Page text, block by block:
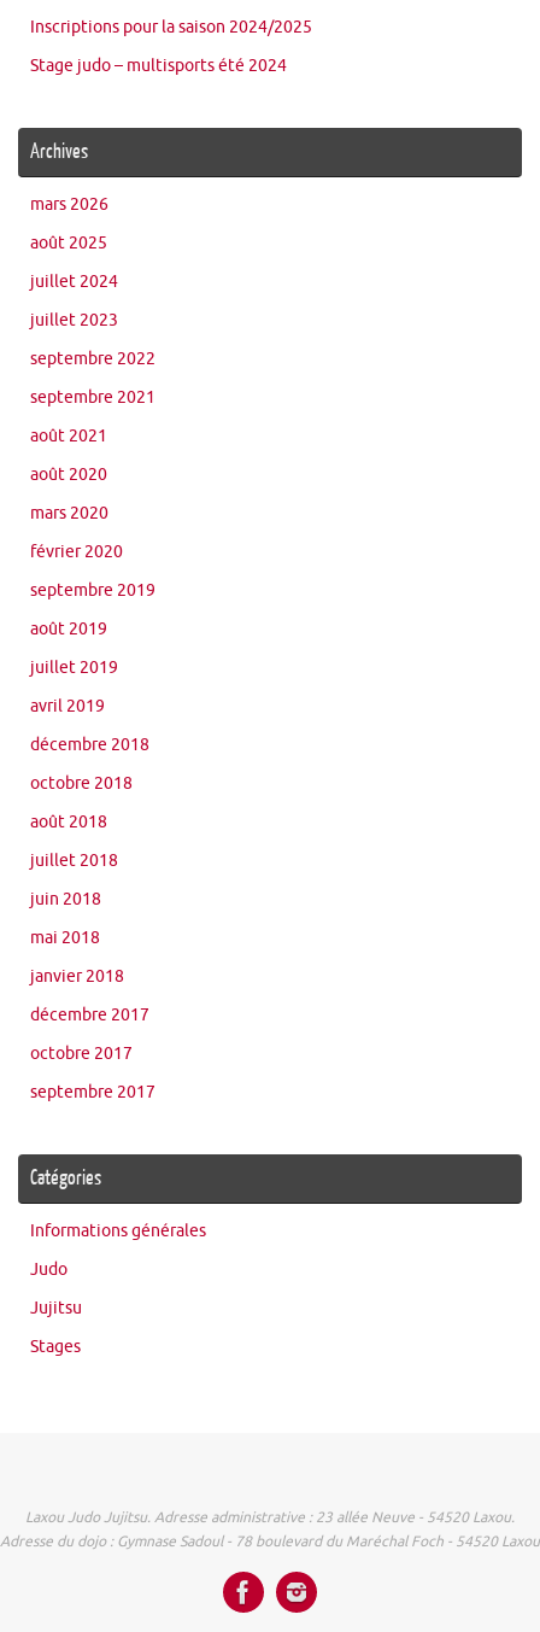
Inscriptions pour la saison 2024/2025
Stage judo – multisports été 2024
Archives
mars 2026
août 2025
juillet 2024
juillet 2023
septembre 2022
septembre 2021
août 2021
août 2020
mars 2020
février 2020
septembre 2019
août 2019
juillet 2019
avril 2019
décembre 2018
octobre 2018
août 2018
juillet 2018
juin 2018
mai 2018
janvier 2018
décembre 2017
octobre 2017
septembre 2017
Catégories
Informations générales
Judo
Jujitsu
Stages
Laxou Judo Jujitsu. Adresse administrative : 23 allée Neuve - 54520 Laxou.
Adresse du dojo : Gymnase Sadoul - 78 boulevard du Maréchal Foch - 54520 Laxou